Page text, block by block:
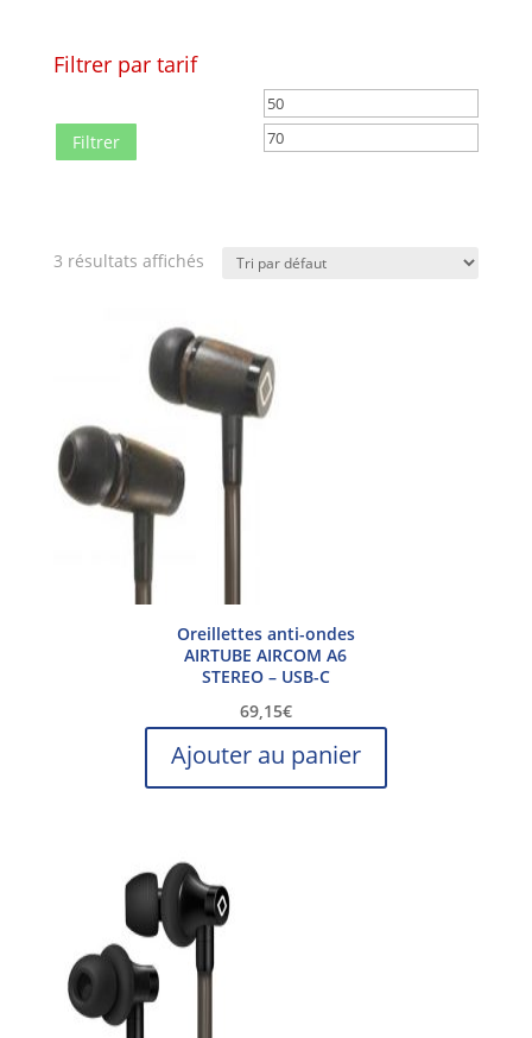
Filtrer par tarif
Prix
min
Filtrer
3 résultats affichés
Oreillettes anti-ondes
AIRTUBE AIRCOM A6
STEREO – USB-C
69,15€
Ajouter au panier